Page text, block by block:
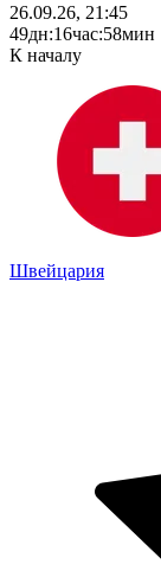
26.09.26, 21:45
49дн:16час:58мин
К началу
Швейцария